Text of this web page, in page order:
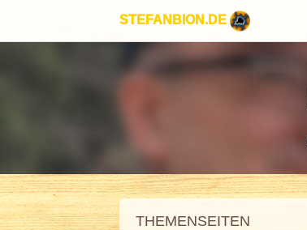
STEFANBION.DE
THEMENSEITEN